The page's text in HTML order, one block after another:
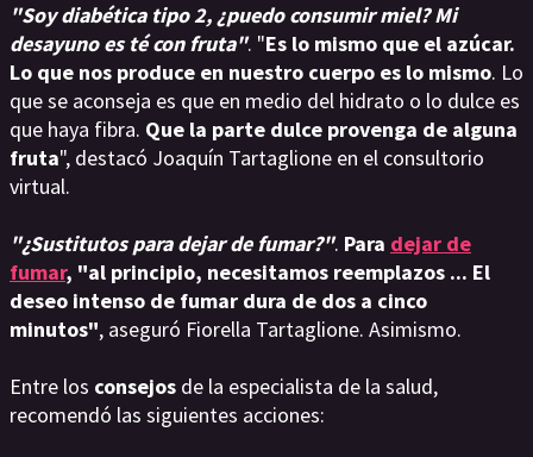
"Soy diabética tipo 2, ¿puedo consumir miel? Mi
desayuno es té con fruta". "Es lo mismo que el azúcar.
Lo que nos produce en nuestro cuerpo es lo mismo. Lo
que se aconseja es que en medio del hidrato o lo dulce es
que haya fibra. Que la parte dulce provenga de alguna
fruta", destacó Joaquín Tartaglione en el consultorio
virtual.
"¿Sustitutos para dejar de fumar?". Para dejar de
fumar, "al principio, necesitamos reemplazos ... El
deseo intenso de fumar dura de dos a cinco
minutos", aseguró Fiorella Tartaglione. Asimismo.
Entre los consejos de la especialista de la salud,
recomendó las siguientes acciones: